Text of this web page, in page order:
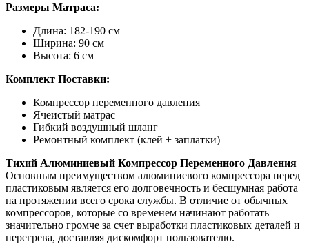
Размеры Матраса:
Длина: 182-190 см
Ширина: 90 см
Высота: 6 см
Комплект Поставки:
Компрессор переменного давления
Ячеистый матрас
Гибкий воздушный шланг
Ремонтный комплект (клей + заплатки)
Тихий Алюминиевый Компрессор Переменного Давления
Основным преимуществом алюминиевого компрессора перед
пластиковым является его долговечность и бесшумная работа
на протяжении всего срока службы. В отличие от обычных
компрессоров, которые со временем начинают работать
значительно громче за счет выработки пластиковых деталей и
перегрева, доставляя дискомфорт пользователю.